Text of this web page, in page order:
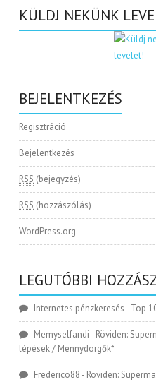
KÜLDJ NEKÜNK
BEJELENTKEZÉS
Regisztráció
Bejelentkezés
RSS (bejegyzés)
RSS (hozzászólás)
WordPress.org
LEGUTÓBBI
Internetes pénzkeresés - Top
Memyselfandi - Röviden:
lépések / Mennydörgők*
Frederico88 - Röviden: